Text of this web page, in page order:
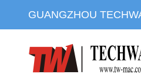
GUANGZHOU